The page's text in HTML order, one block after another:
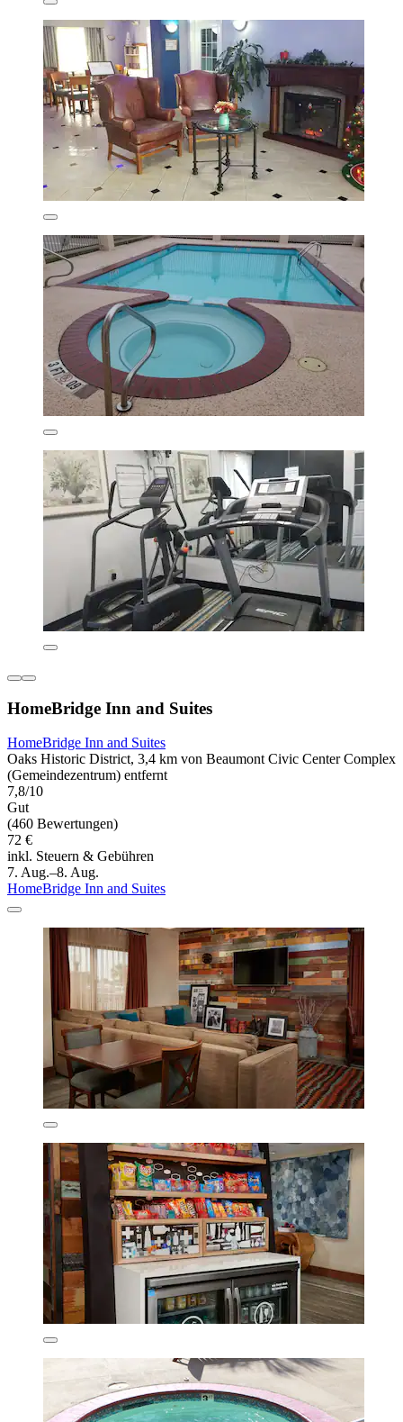
HomeBridge Inn and Suites
HomeBridge Inn and Suites
Oaks Historic District, 3,4 km von Beaumont Civic Center Complex
(Gemeindezentrum) entfernt
7,8/10
Gut
(460 Bewertungen)
72 €
inkl. Steuern & Gebühren
7. Aug.–8. Aug.
HomeBridge Inn and Suites